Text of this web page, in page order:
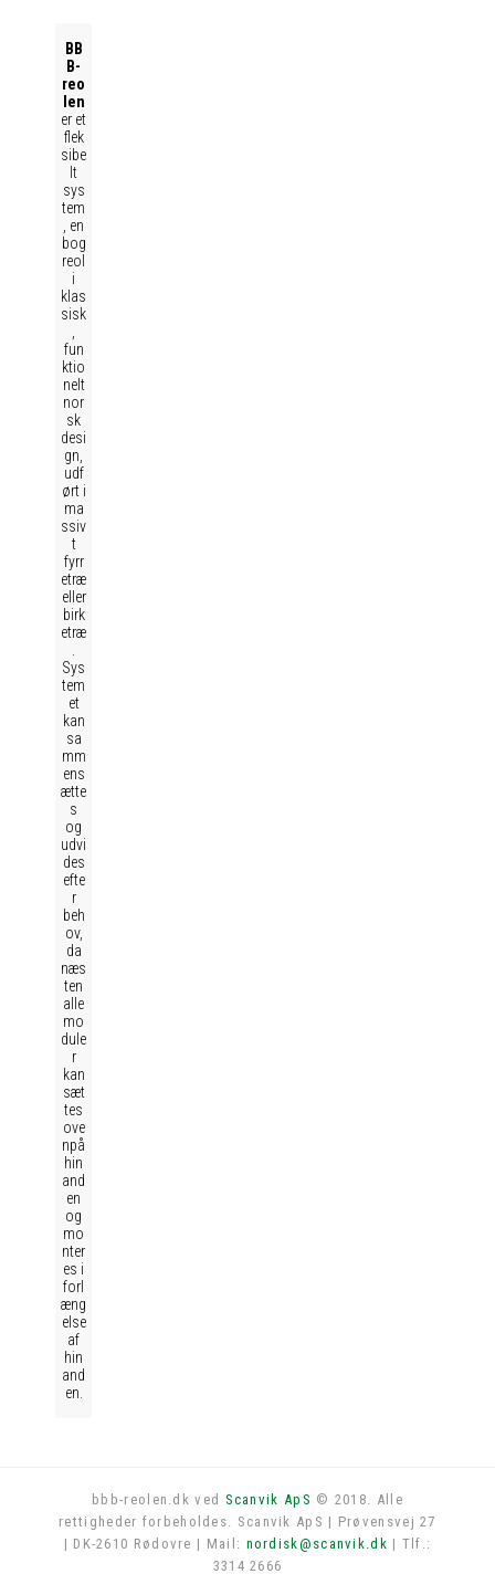
BB
B-
reo
len
er et
flek
sibe
lt
sys
tem
, en
bog
reol
i
klas
sisk
fun
ktio
nelt
nor
sk
desi
gn,
udf
ørt i
ma
ssiv
t
fyrr
etræ
eller
birk
etræ
Sys
tem
et
kan
sa
mm
ens
ætte
s
og
udvi
des
efte
r
beh
ov,
da
næs
ten
alle
mo
dule
r
kan
sæt
tes
ove
npå
hin
and
en
og
mo
nter
es i
forl
æng
else
af
hin
and
en.
bbb-reolen.dk ved Scanvik ApS © 2018. Alle
rettigheder forbeholdes. Scanvik ApS | Prøvensvej 27
| DK-2610 Rødovre | Mail: nordisk@scanvik.dk | Tlf.:
3314 2666
Log in